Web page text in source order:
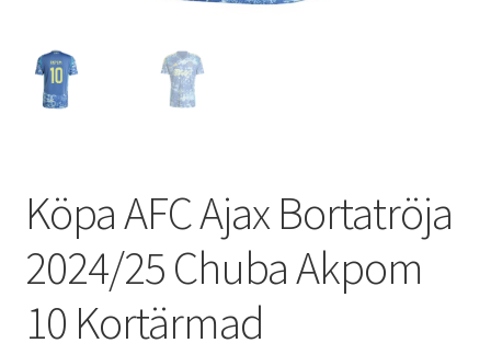
Köpa AFC Ajax Bortatröja
2024/25 Chuba Akpom
10 Kortärmad